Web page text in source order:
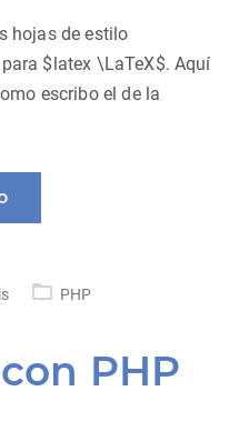
hojas de estilo
$latex \LaTeX$. Aquí
escribo el de la
PHP
PHP